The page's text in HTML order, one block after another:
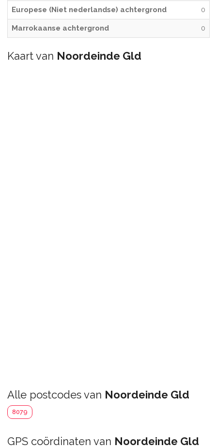
Europese (Niet nederlandse) achtergrond 0
Marrokaanse achtergrond 0
Kaart van Noordeinde Gld
Alle postcodes van Noordeinde Gld
8079
GPS coördinaten van Noordeinde Gld